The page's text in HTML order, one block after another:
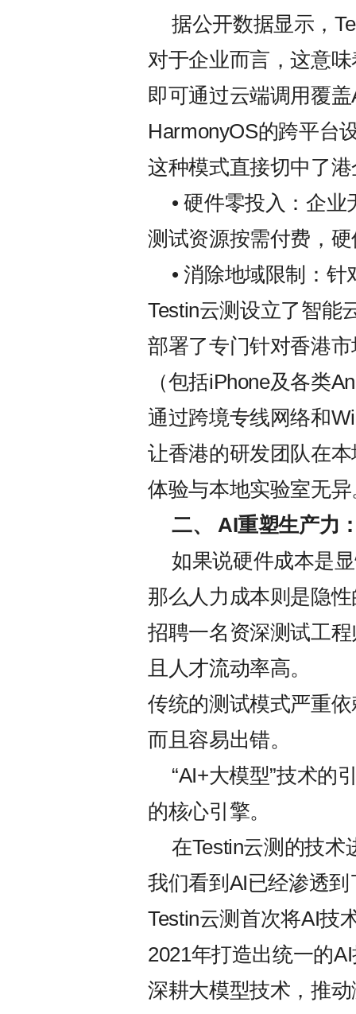
据公开数据显示，
对于企业而言，这意
即可通过云端调用覆
HarmonyOS的跨平台
这种模式直接切中了
• 硬件零投入：企
测试资源按需付费，
• 消除地域限制：
Testin云测设立了智能
部署了专门针对香港
（包括iPhone及各类
通过跨境专线网络和
让香港的研发团队在
体验与本地实验室无异
二、 AI重塑生产力
如果说硬件成本是
那么人力成本则是隐性
招聘一名资深测试工
且人才流动率高。
传统的测试模式严重
而且容易出错。
“AI+大模型”技术的
的核心引擎。
在Testin云测的技术
我们看到AI已经渗透
Testin云测首次将AI技
2021年打造出统一的
深耕大模型技术，推